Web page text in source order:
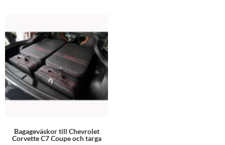
Bagageväskor till Chevrolet
Corvette C7 Coupe och targa